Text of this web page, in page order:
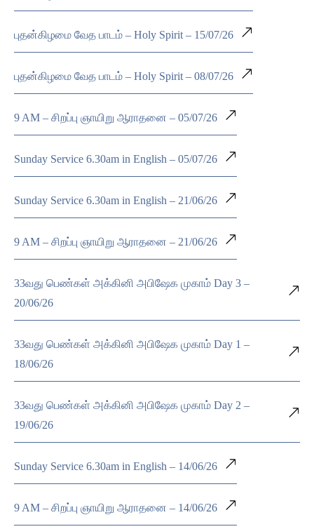
புதன்கிழமை வேத பாடம் – Holy Spirit – 15/07/26
புதன்கிழமை வேத பாடம் – Holy Spirit – 08/07/26
9 AM – சிறப்பு ஞாயிறு ஆராதனை – 05/07/26
Sunday Service 6.30am in English – 05/07/26
Sunday Service 6.30am in English – 21/06/26
9 AM – சிறப்பு ஞாயிறு ஆராதனை – 21/06/26
33வது பெண்கள் அக்கினி அபிஷேக முகாம் Day 3 –
20/06/26
33வது பெண்கள் அக்கினி அபிஷேக முகாம் Day 1 –
18/06/26
33வது பெண்கள் அக்கினி அபிஷேக முகாம் Day 2 –
19/06/26
Sunday Service 6.30am in English – 14/06/26
9 AM – சிறப்பு ஞாயிறு ஆராதனை – 14/06/26